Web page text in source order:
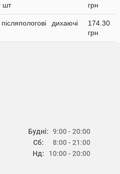
шт
грн
дихаючі
174.30
грн
Будні:
Сб:
Нд:
9:00 - 20:00
8:00 - 21:00
10:00 - 20:00